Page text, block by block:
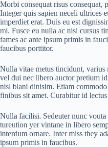
Morbi consequat risus consequat,
Integer quis sapien neceli ultrices
imperdiet erat. Duis eu est
mi. Fusce eu nulla ac nisi cursus
fames ac ante ipsum primis in
faucibus porttitor.
Nulla vitae metus tincidunt, varius
vel dui nec libero auctor pretium
nisl blani dinisim. Etiam
finibus sit amet. Curabitur id
Nulla facilisi. Sedeuter nunc
tureution yer vintane in libero
interdum ornare. Inter miss they
ipsum primis in faucibus.